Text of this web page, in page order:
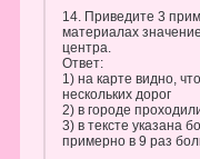
14. Приведите 3
материалах
центра.
Ответ:
1) на карте видно,
нескольких дорог
2) в городе
3) в тексте указана
примерно в 9 раз